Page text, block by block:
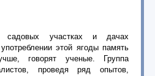
участках и дачах
этой ягоды память
говорят ученые. Группа
проведя ряд опытов,